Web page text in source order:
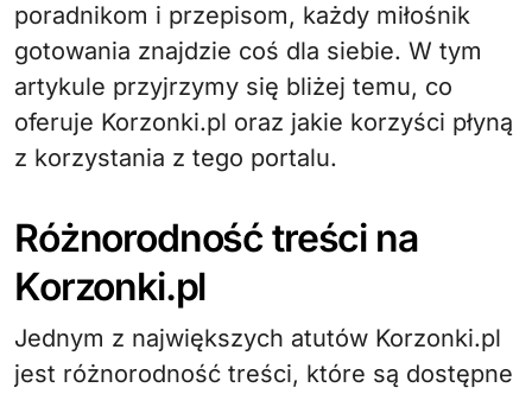
poradnikom i przepisom, każdy miłośnik
gotowania znajdzie coś dla siebie. W tym
artykule przyjrzymy się bliżej temu, co
oferuje Korzonki.pl oraz jakie korzyści płyną
z korzystania z tego portalu.
Różnorodność treści na
Korzonki.pl
Jednym z największych atutów Korzonki.pl
jest różnorodność treści, które są dostępne